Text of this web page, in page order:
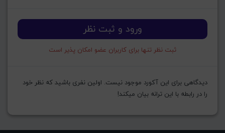
ورود و ثبت نظر
ثبت نظر تنها برای کاربران عضو امکان پذیر است
دیدگاهی برای این آکورد موجود نیست. اولین نفری باشید که نظر خود
را در رابطه با این ترانه بیان میکند!